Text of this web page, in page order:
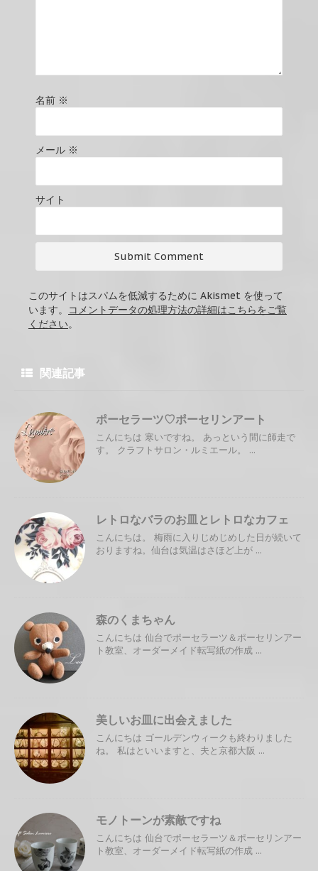
名前 ※
メール ※
サイト
このサイトはスパムを低減するために Akismet を使って
います。
コメントデータの処理方法の詳細はこちらをご覧
ください。
関連記事
ポーセラーツ♡ポーセリンアート
こんにちは 寒いですね。 あっという間に師走で
す。 クラフトサロン・ルミエール。 ...
レトロなバラのお皿とレトロなカフェ
こんにちは。 梅雨に入りじめじめした日が続いて
おりますね。仙台は気温はさほど上が ...
森のくまちゃん
こんにちは 仙台でポーセラーツ＆ポーセリンアー
ト教室、オーダーメイド転写紙の作成 ...
美しいお皿に出会えました
こんにちは ゴールデンウィークも終わりました
ね。 私はといいますと、夫と京都大阪 ...
モノトーンが素敵ですね
こんにちは 仙台でポーセラーツ＆ポーセリンアー
ト教室、オーダーメイド転写紙の作成 ...